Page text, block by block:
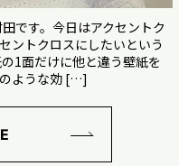
です。今日はアクセントク
ントクロスにしたいという
1面だけに他と違う壁紙を
ような効 […]